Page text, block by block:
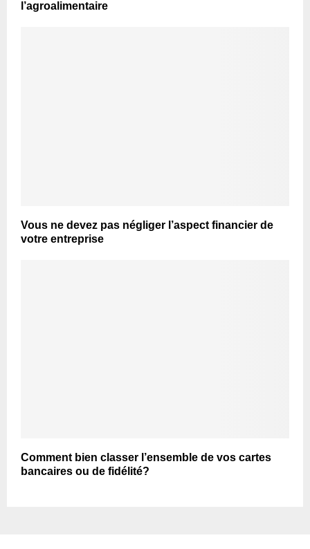
l’agroalimentaire
Vous ne devez pas négliger l’aspect financier de
votre entreprise
Comment bien classer l’ensemble de vos cartes
bancaires ou de fidélité?